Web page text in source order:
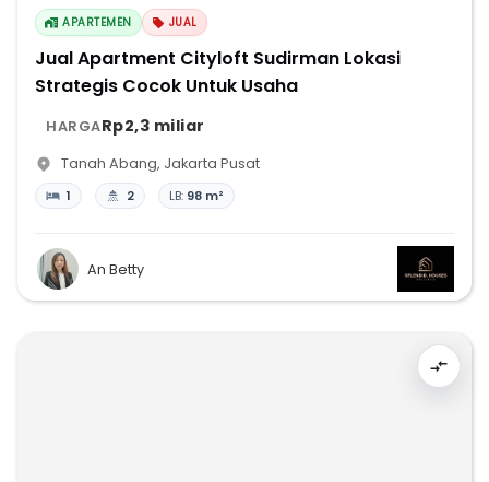
APARTEMEN JUAL
Jual Apartment Cityloft Sudirman Lokasi
Strategis Cocok Untuk Usaha
HARGARp2,3 miliar
Tanah Abang, Jakarta Pusat
1 2 LB: 98 m²
An Betty